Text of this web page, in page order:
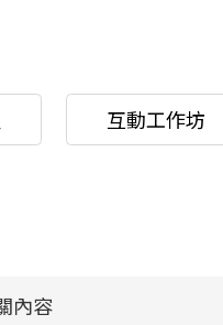
互動工作坊
內容